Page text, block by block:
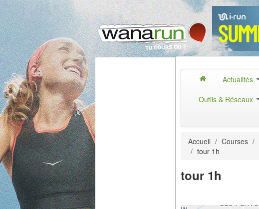
Actualités
Outils & Réseaux
Accueil / Courses /
/ tour 1h
tour 1h